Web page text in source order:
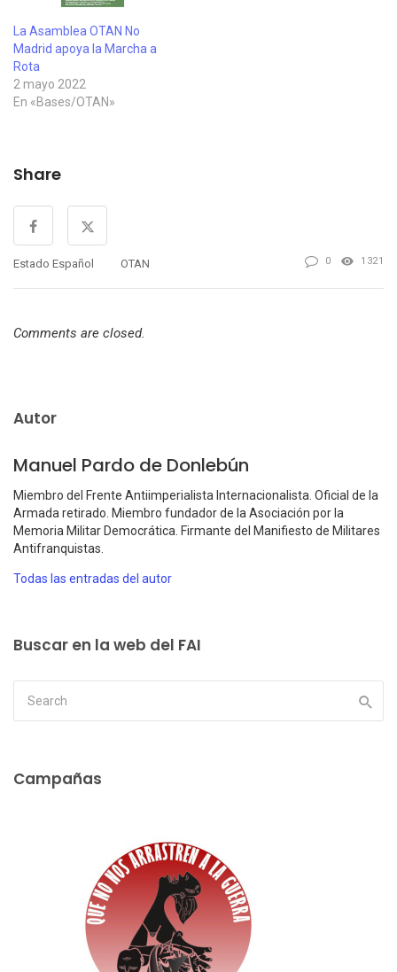
La Asamblea OTAN No
Madrid apoya la Marcha a
Rota
2 mayo 2022
En «Bases/OTAN»
Share
Estado Español OTAN 0 1321
Comments are closed.
Autor
Manuel Pardo de Donlebún
Miembro del Frente Antiimperialista Internacionalista. Oficial de la
Armada retirado. Miembro fundador de la Asociación por la
Memoria Militar Democrática. Firmante del Manifiesto de Militares
Antifranquistas.
Todas las entradas del autor
Buscar en la web del FAI
Campañas